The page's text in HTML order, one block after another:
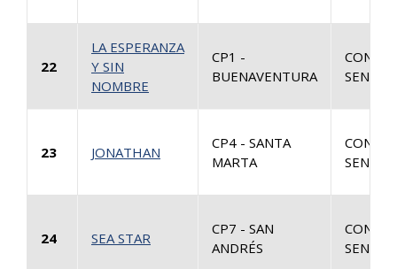
22
LA ESPERANZA
Y SIN
NOMBRE
CP1 -
BUENAVENTURA
23 JONATHAN
CP4 - SANTA
MARTA
24 SEA STAR
CP7 - SAN
ANDRÉS